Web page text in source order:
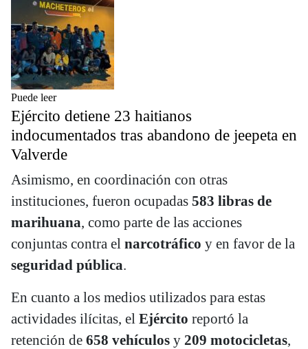
Puede leer
Ejército detiene 23 haitianos
indocumentados tras abandono de jeepeta en
Valverde
Asimismo, en coordinación con otras
instituciones, fueron ocupadas 583 libras de
marihuana, como parte de las acciones
conjuntas contra el narcotráfico y en favor de la
seguridad pública.
En cuanto a los medios utilizados para estas
actividades ilícitas, el Ejército reportó la
retención de 658 vehículos y 209 motocicletas,